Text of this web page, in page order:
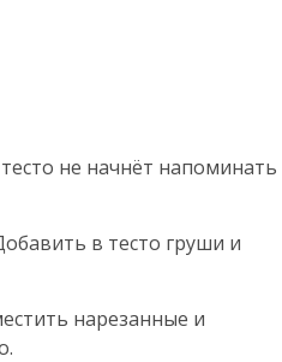
не начнёт напоминать
в тесто груши и
нарезанные и